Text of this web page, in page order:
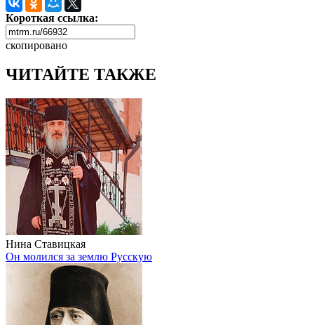
Короткая ссылка:
скопировано
ЧИТАЙТЕ ТАКЖЕ
Нина Ставицкая
Он молился за землю Русскую